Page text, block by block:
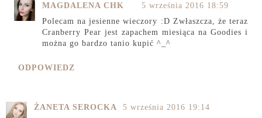
MAGDALENA CHK
5 września 2016 18:59
Polecam na jesienne wieczory :D Zwłaszcza, że teraz
Cranberry Pear jest zapachem miesiąca na Goodies i
można go bardzo tanio kupić ^_^
ODPOWIEDZ
ŻANETA SEROCKA
5 września 2016 19:14